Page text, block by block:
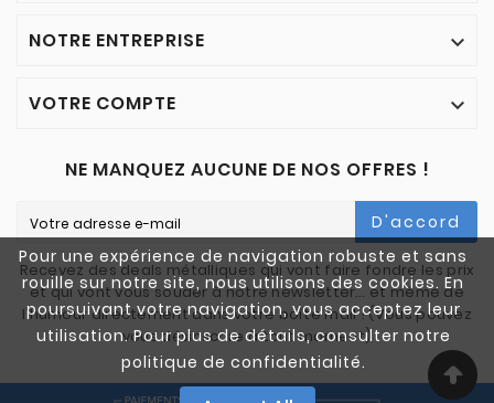
Pour une expérience de navigation robuste et sans
rouille sur notre site, nous utilisons des cookies. En
poursuivant votre navigation, vous acceptez leur
utilisation. Pour plus de détails, consulter notre
politique de confidentialité.
NOTRE ENTREPRISE 
VOTRE COMPTE 
NE MANQUEZ AUCUNE DE NOS OFFRES !
D'accord
Recevez des deals métalliques qui vont faire fondre les prix
et qui vont vous souder à notre newsletter… et même de
l'humour directement dans votre boîte mail ! (Vous pouvez
vous désinscrire à tout moment)